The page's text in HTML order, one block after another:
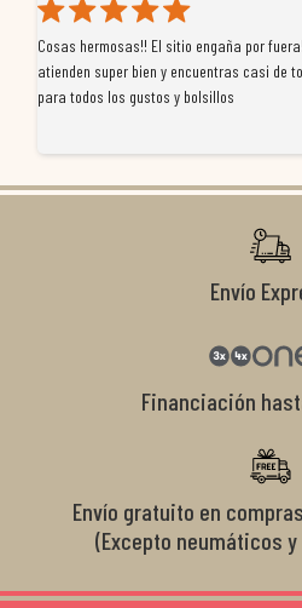
Cosas hermosas!! El sitio engaña por
atienden super bien y encuentras casi de
para todos los gustos y bolsillos
Envío
Financiación
Envío gratuito en
(Excepto neumáticos